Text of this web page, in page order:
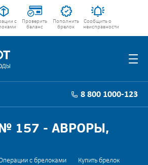
с
Проверить
баланс
Пополнить
брелок
Сообщить о
неисправности
8 800 1000-123
157 - АВРОРЫ,
с брелоками Купить брелок